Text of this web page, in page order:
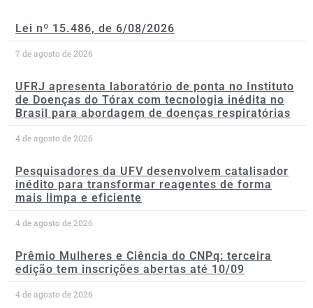
Lei nº 15.486, de 6/08/2026
7 de agosto de 2026
UFRJ apresenta laboratório de ponta no Instituto
de Doenças do Tórax com tecnologia inédita no
Brasil para abordagem de doenças respiratórias
4 de agosto de 2026
Pesquisadores da UFV desenvolvem catalisador
inédito para transformar reagentes de forma
mais limpa e eficiente
4 de agosto de 2026
Prêmio Mulheres e Ciência do CNPq: terceira
edição tem inscrições abertas até 10/09
4 de agosto de 2026